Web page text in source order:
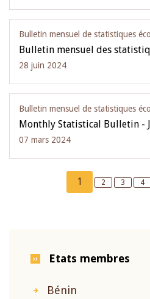
Bulletin mensuel de statistiques
Bulletin mensuel des
28 juin 2024
Bulletin mensuel de statistiques
Monthly Statistical Bulletin -
07 mars 2024
Current
page
1 Page
2 Page
3 4
Etats membres
Bénin